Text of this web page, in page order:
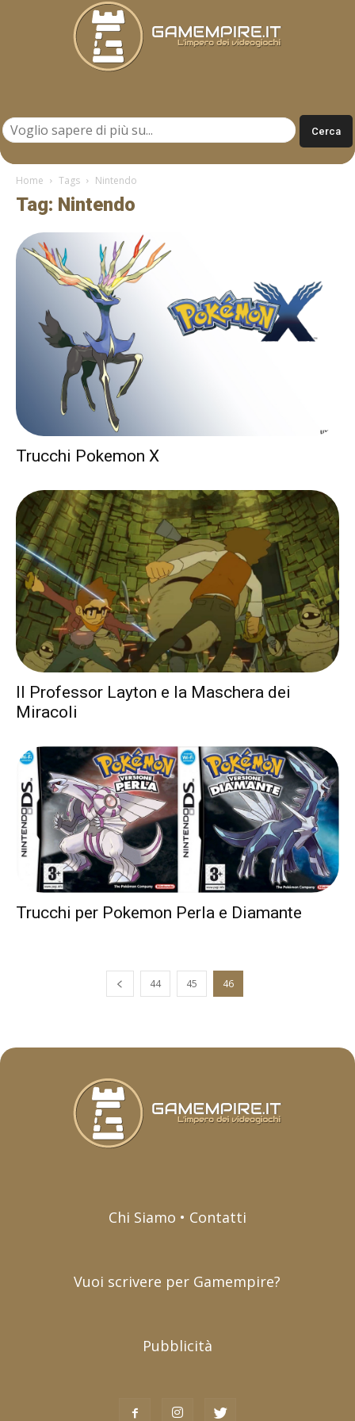
Home Tags Nintendo
Tag: Nintendo
Trucchi Pokemon X
Il Professor Layton e la Maschera dei
Miracoli
Trucchi per Pokemon Perla e Diamante
44 45 46
Chi Siamo • Contatti
Vuoi scrivere per Gamempire?
Pubblicità